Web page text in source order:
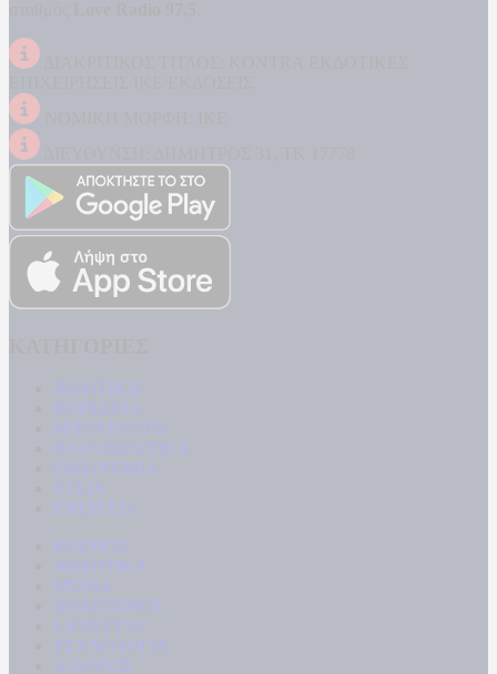
ΠΟΛΙΤΙΚΗ
ΚΟΙΝΩΝΙΑ
ΜΠΟΥΡΛΟΤΟ
ΠΑΡΑΠΟΛΙΤΙΚΑ
ΟΙΚΟΝΟΜΙΑ
ΥΓΕΙΑ
ΕΝΕΡΓΕΙΑ
ΚΟΣΜΟΣ
ΑΘΛΗΤΙΚΑ
MEDIA
ΠΟΛΙΤΙΣΜΟΣ
LIFESTYLE
ΤΕΧΝΟΛΟΓΙΑ
ΑΠΟΨΕΙΣ